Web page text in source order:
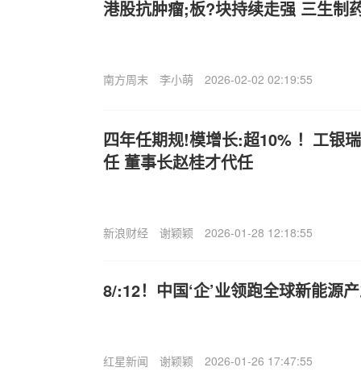
港股抗肿瘤;板?块持续走强 三生制
南方周末 李小萌 2026-02-02 02:19:55
四年任期规!模增长:超10% ！工银
任 董事长赵桂才代任
新浪财经 谢颖颖 2026-01-28 12:18:55
8/:12！中国‘企’业领跑全球新能源
红星新闻 谢颖颖 2026-01-26 17:47:55